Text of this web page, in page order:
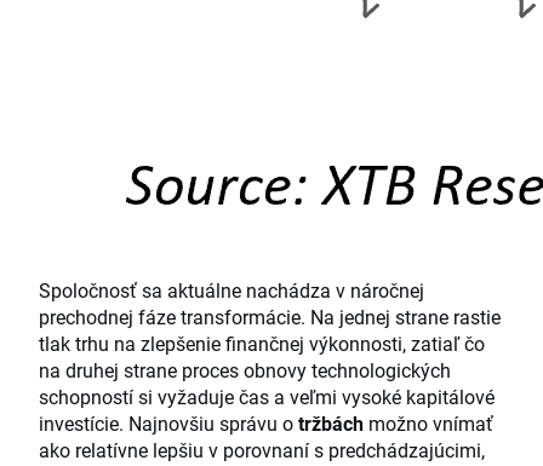
Spoločnosť sa aktuálne nachádza v náročnej
prechodnej fáze transformácie. Na jednej strane rastie
tlak trhu na zlepšenie finančnej výkonnosti, zatiaľ čo
na druhej strane proces obnovy technologických
schopností si vyžaduje čas a veľmi vysoké kapitálové
investície. Najnovšiu správu otržbách možno vnímať
ako relatívne lepšiu v porovnaní s predchádzajúcimi,